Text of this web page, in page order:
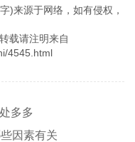
)来源于网络，如有侵权，
载请注明来自
4545.html
多多
因素有关